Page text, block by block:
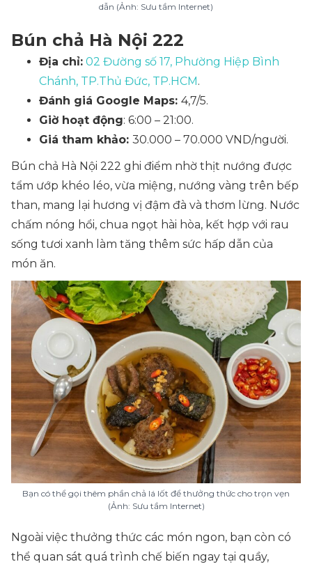
dẫn (Ảnh: Sưu tầm Internet)
Bún chả Hà Nội 222
Địa chỉ: 02 Đường số 17, Phường Hiệp Bình
Chánh, TP.Thủ Đức, TP.HCM.
Đánh giá Google Maps: 4,7/5.
Giờ hoạt động: 6:00 – 21:00.
Giá tham khảo: 30.000 – 70.000 VND/người.
Bún chả Hà Nội 222 ghi điểm nhờ thịt nướng được
tẩm ướp khéo léo, vừa miệng, nướng vàng trên bếp
than, mang lại hương vị đậm đà và thơm lừng. Nước
chấm nóng hổi, chua ngọt hài hòa, kết hợp với rau
sống tươi xanh làm tăng thêm sức hấp dẫn của
món ăn.
Bạn có thể gọi thêm phần chả lá lốt để thưởng thức cho trọn vẹn
(Ảnh: Sưu tầm Internet)
Ngoài việc thưởng thức các món ngon, bạn còn có
thể quan sát quá trình chế biến ngay tại quầy,